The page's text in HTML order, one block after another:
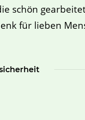
schön
für lieben